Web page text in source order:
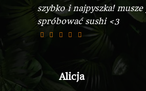
szybko i najpyszka! musze
spróbować sushi <3
Alicja